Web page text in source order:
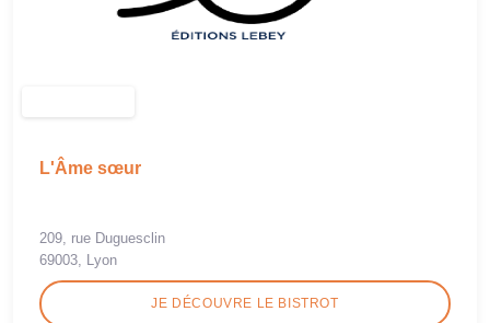
L'Âme sœur
209, rue Duguesclin
69003, Lyon
JE DÉCOUVRE LE BISTROT